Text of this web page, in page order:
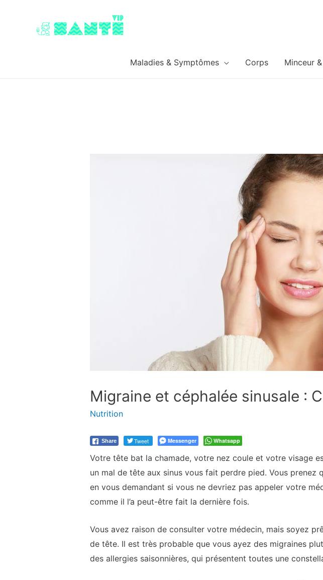
Maladies & Symptômes Corps Minceur
Migraine et céphalée sinusale :
Nutrition
Share Tweet Messenger Whatsapp
Votre tête bat la chamade, votre nez coule et votre visage
un mal de tête aux sinus vous fait perdre pied. Vous prenez
en vous demandant si vous ne devriez pas appeler votre
comme il l’a peut-être fait la dernière fois.
Vous avez raison de consulter votre médecin, mais soyez
de tête. Il est très probable que vous ayez des migraines
des allergies saisonnières, qui présentent toutes une